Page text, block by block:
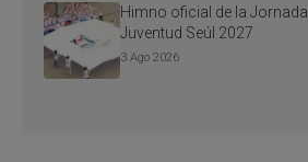
Himno oficial de la
Juventud Seúl 2027
3 Ago 2026